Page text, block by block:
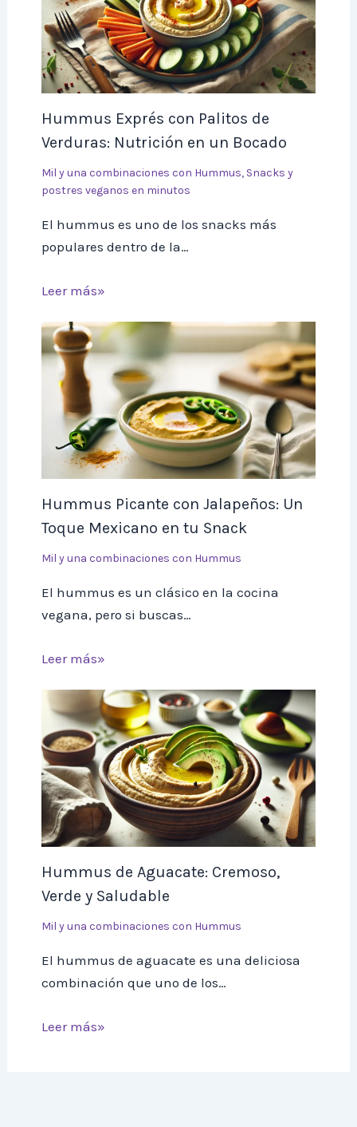
Hummus Exprés con Palitos de
Verduras: Nutrición en un Bocado
Mil y una combinaciones con Hummus, Snacks y
postres veganos en minutos
El hummus es uno de los snacks más
populares dentro de la…
Leer más»
Hummus Picante con Jalapeños: Un
Toque Mexicano en tu Snack
Mil y una combinaciones con Hummus
El hummus es un clásico en la cocina
vegana, pero si buscas…
Leer más»
Hummus de Aguacate: Cremoso,
Verde y Saludable
Mil y una combinaciones con Hummus
El hummus de aguacate es una deliciosa
combinación que uno de los…
Leer más»